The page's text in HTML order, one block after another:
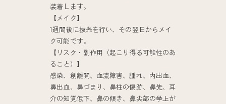
装着します。
【メイク】
1週間後に抜糸を行い、その翌日からメイ
ク可能です。
【リスク・副作用（起こり得る可能性のあ
ること）】
感染、創離開、血流障害、腫れ、内出血、
鼻出血、鼻づまり、鼻柱の傷跡、鼻先、耳
介の知覚低下、鼻の傾き、鼻尖部の挙上が